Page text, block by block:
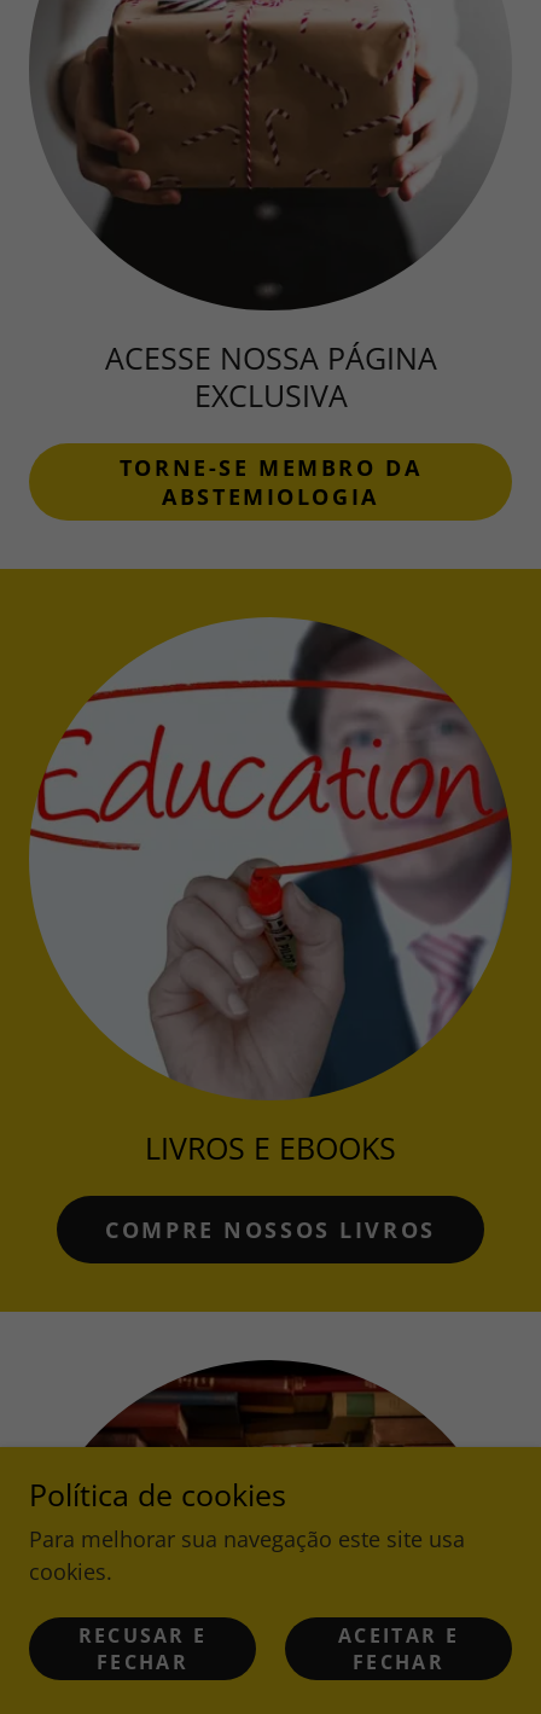
ACESSE NOSSA PÁGINA
EXCLUSIVA
TORNE-SE MEMBRO DA
ABSTEMIOLOGIA
LIVROS E EBOOKS
COMPRE NOSSOS LIVROS
Política de cookies
Para melhorar sua navegação este site usa
cookies.
RECUSAR E
FECHAR
ACEITAR E
FECHAR